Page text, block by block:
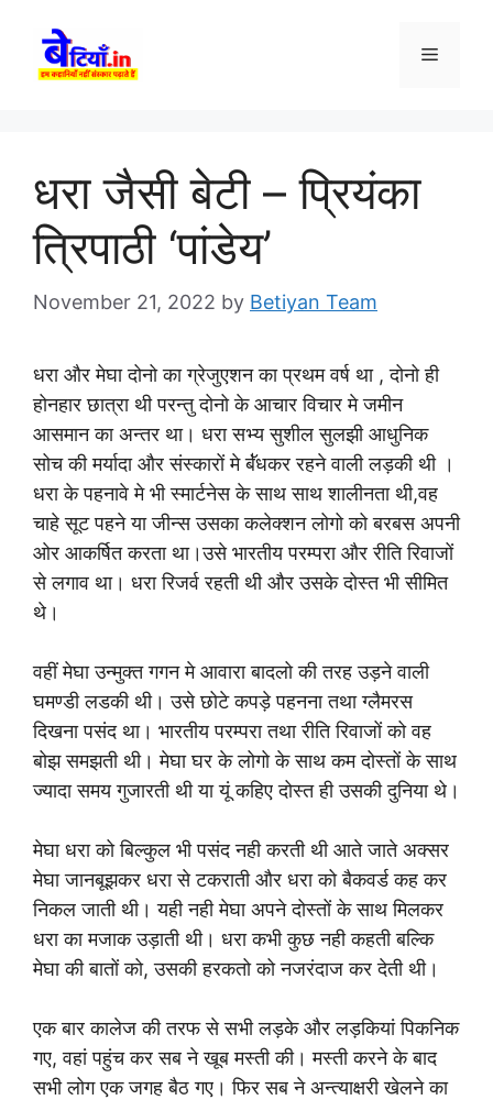
content
Menu
धरा जैसी बेटी – प्रियंका
त्रिपाठी ‘पांडेय’
November 21, 2022 by Betiyan Team
धरा और मेघा दोनो का ग्रेजुएशन का प्रथम वर्ष था , दोनो ही
होनहार छात्रा थी परन्तु दोनो के आचार विचार मे जमीन
आसमान का अन्तर था। धरा सभ्य सुशील सुलझी आधुनिक
सोच की मर्यादा और संस्कारों मे बॅ॑धकर रहने वाली लड़की थी ।
धरा के पहनावे मे भी स्मार्टनेस के साथ साथ शालीनता थी,वह
चाहे सूट पहने या जीन्स उसका कलेक्शन लोगो को बरबस अपनी
ओर आकर्षित करता था।उसे भारतीय परम्परा और रीति रिवाजों
से लगाव था। धरा रिजर्व रहती थी और उसके दोस्त भी सीमित
थे।
वहीं मेघा उन्मुक्त गगन मे आवारा बादलो की तरह उड़ने वाली
घमण्डी लडकी थी। उसे छोटे कपड़े पहनना तथा ग्लैमरस
दिखना पसंद था। भारतीय परम्परा तथा रीति रिवाजों को वह
बोझ समझती थी। मेघा घर के लोगो के साथ कम दोस्तों के साथ
ज्यादा समय गुजारती थी या यूं कहिए दोस्त ही उसकी दुनिया थे।
मेघा धरा को बिल्कुल भी पसंद नही करती थी आते जाते अक्सर
मेघा जानबूझकर धरा से टकराती और धरा को बैकवर्ड कह कर
निकल जाती थी। यही नही मेघा अपने दोस्तों के साथ मिलकर
धरा का मजाक उड़ाती थी। धरा कभी कुछ नही कहती बल्कि
मेघा की बातों को, उसकी हरकतो को नजरंदाज कर देती थी।
एक बार कालेज की तरफ से सभी लड़के और लड़कियां पिकनिक
गए, वहां पहुंच कर सब ने खूब मस्ती की। मस्ती करने के बाद
सभी लोग एक जगह बैठ गए। फिर सब ने अन्त्याक्षरी खेलने का